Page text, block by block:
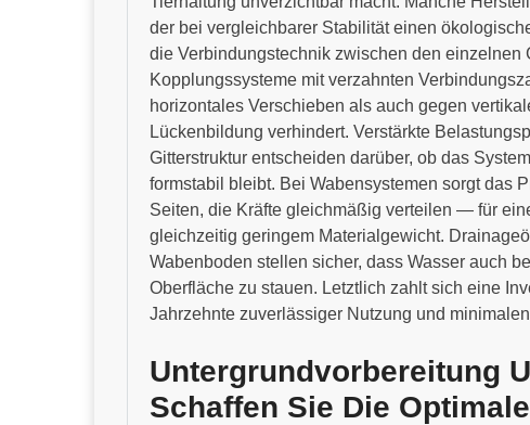
der bei vergleichbarer Stabilität einen
die Verbindungstechnik zwischen den
Kopplungssysteme mit verzahnten
horizontales Verschieben als auch gegen
Lückenbildung verhindert. Verstärkte
Gitterstruktur entscheiden darüber, ob das
formstabil bleibt. Bei Wabensystemen sorgt das
Seiten, die Kräfte gleichmäßig verteilen — für
gleichzeitig geringem Materialgewicht.
Wabenboden stellen sicher, dass Wasser auch
Oberfläche zu stauen. Letztlich zahlt sich eine
Jahrzehnte zuverlässiger Nutzung und
Untergrundvorbereitung
Schaffen Sie Die